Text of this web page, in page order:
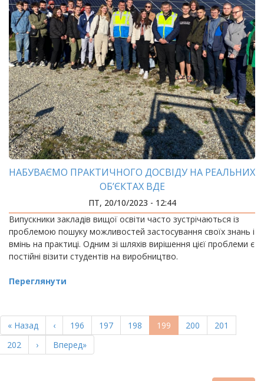
НАБУВАЄМО ПРАКТИЧНОГО ДОСВІДУ НА РЕАЛЬНИХ
ОБ’ЄКТАХ ВДЕ
ПТ, 20/10/2023 - 12:44
Випускники закладів вищої освіти часто зустрічаються із
проблемою пошуку можливостей застосування своїх знань і
вмінь на практиці. Одним зі шляхів вирішення цієї проблеми є
постійні візити студентів на виробництво.
Переглянути
НА
СТОРІНКИ
Перша
сторінка
« Назад
Попередня
сторінка
‹ Page
196 Page
197 Page
198
Поточна
сторінка
199 Page
200 Page
201
Page
202
Наступна
сторінка
›
Остання
сторінка
Вперед»